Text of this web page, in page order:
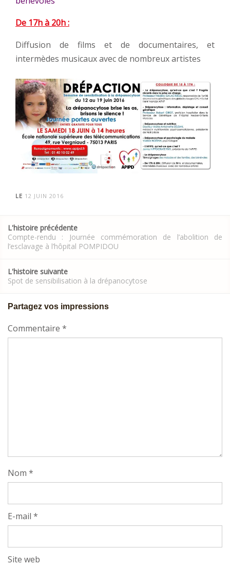
De 17h à 20h :
Diffusion de films et de documentaires, et
intermèdes musicaux avec de nombreux artistes
LE 12 JUIN 2016
Post
navigation
L'histoire précédente
Compte-rendu : Journée commémoration de l’abolition de
l’esclavage à l’hôpital POMPIDOU
L'histoire suivante
Spot de sensibilisation à la drépanocytose
Partagez vos impressions
Commentaire *
Nom *
E-mail *
Site web